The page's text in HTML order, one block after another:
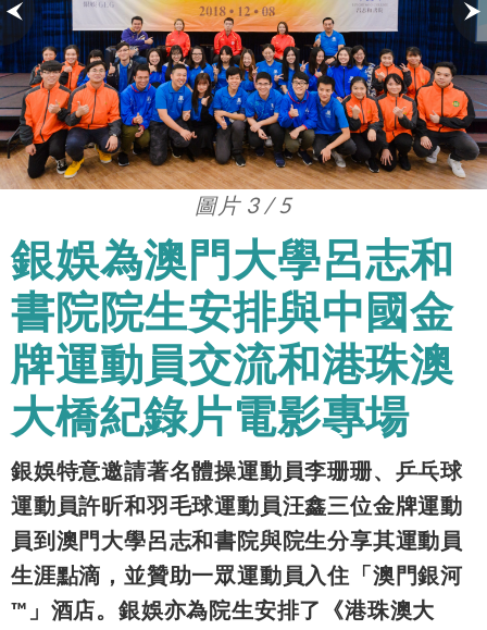
圖片 3 / 5
銀娛為澳門大學呂志和
書院院生安排與中國金
牌運動員交流和港珠澳
大橋紀錄片電影專場
銀娛特意邀請著名體操運動員李珊珊、乒乓球
運動員許昕和羽毛球運動員汪鑫三位金牌運動
員到澳門大學呂志和書院與院生分享其運動員
生涯點滴，並贊助一眾運動員入住「澳門銀河
™」酒店。銀娛亦為院生安排了《港珠澳大